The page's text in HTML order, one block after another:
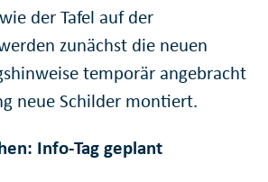
der Tafel auf der
zunächst die neuen
temporär angebracht
neue Schilder montiert.
Info-Tag geplant